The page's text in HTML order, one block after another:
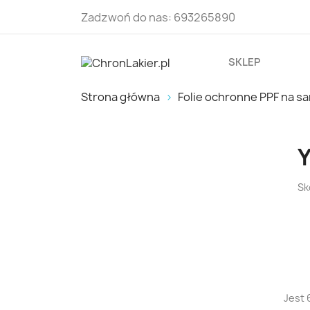
Zadzwoń do nas: 693265890
SKLEP
Strona główna Folie ochronne PPF na
Jest